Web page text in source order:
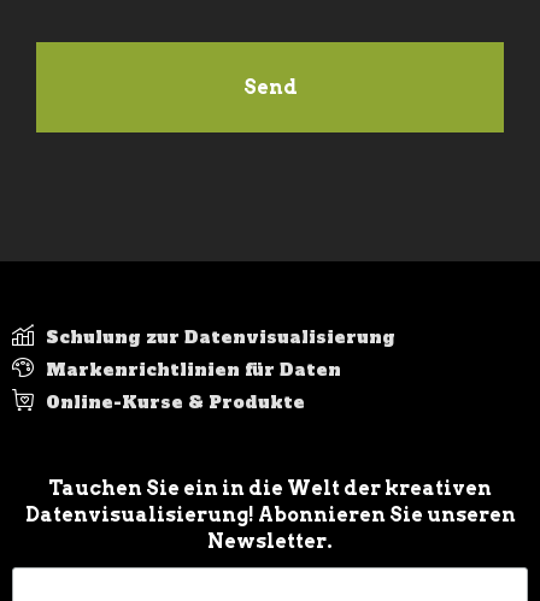
Schulung zur Datenvisualisierung
Markenrichtlinien für Daten
Online-Kurse & Produkte
Tauchen Sie ein in die Welt der kreativen
Datenvisualisierung! Abonnieren Sie unseren
Newsletter.